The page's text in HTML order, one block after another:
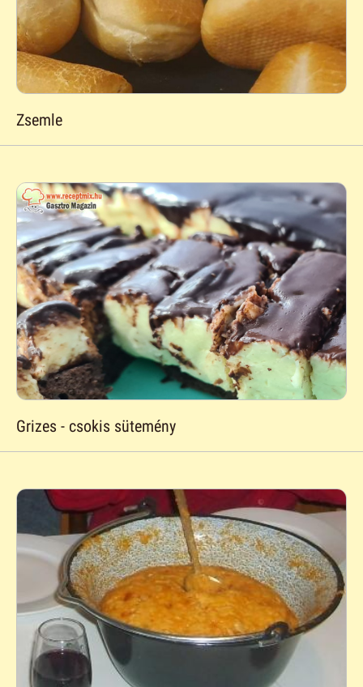
Zsemle
Grizes - csokis sütemény